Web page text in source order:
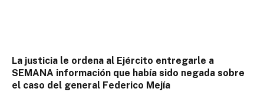
La justicia le ordena al Ejército entregarle a
SEMANA información que había sido negada sobre
el caso del general Federico Mejía